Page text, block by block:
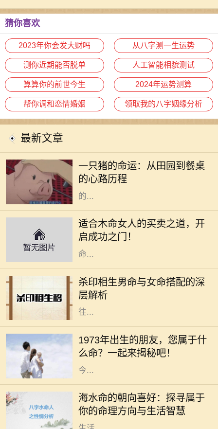
猜你喜欢
2023年你会发大财吗 从八字测一生运势
测你近期能否脱单 人工智能相貌测试
算算你的前世今生 2024年运势测算
帮你调和恋情婚姻 领取我的八字姻缘分析
最新文章
一只猪的命运：从田园到餐桌
的心路历程
悦耳的叫声，一只肥胖的猪悠然自得
地在泥土中打滚。它的生活似乎无忧
无虑，每天享受着阳光、青草和农民
的...
适合木命女人的买卖之道，开
启成功之门！
木命女人在五行中代表着生机与创造
力，她们通常具有强烈的好奇心和创
造精神，适合从事与艺术、教育、咨
询等相关的行业。本文将深入探讨木
命...
杀印相生男命与女命搭配的深
层解析
在命理学中，男女命的搭配一直是一
个重要的话题，尤其是杀印相生的男
命。这种命格的特点是：杀星有力，
印绶相生，意味着这个男性的个性往
往...
1973年出生的朋友，您属于什
么命？一起来揭秘吧！
在中华文化中，每个人的命运都与其
出生的年份、五行和生肖密切相关。
1973年，这个年份不仅是新历史的起
点，更是成千上万生命的诞生之年。
今...
海水命的朝向喜好：探寻属于
你的命理方向与生活智慧
在命理学中，海水命是一种受人喜爱
的命格。它代表着依赖变化与流动的
特性，仿佛大海一般，能够包容万
象，适应环境。而海水命的人在选择